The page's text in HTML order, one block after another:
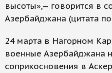
высоты»,— говорится в
Азербайджана (цитата
24 марта в Нагорном
военные Азербайджана
соприкосновения в